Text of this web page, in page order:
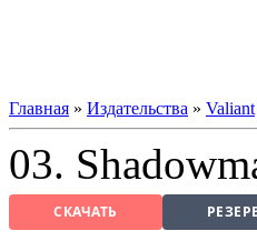
Главная » Издательства » Valiant
03.
СКАЧАТЬ